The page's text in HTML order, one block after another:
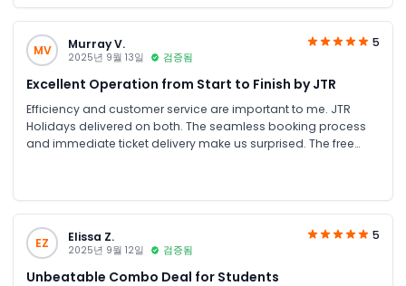
meant there was never a dull moment.
MV
Murray V.
2025년 9월 13일 검증됨
5
Excellent Operation from Start to Finish by JTR
Efficiency and customer service are important to me. JTR
Holidays delivered on both. The seamless booking process
and immediate ticket delivery make us surprised. The free
EZ Elissa Z.
2025년 9월 12일 검증됨
5
Unbeatable Combo Deal for Students